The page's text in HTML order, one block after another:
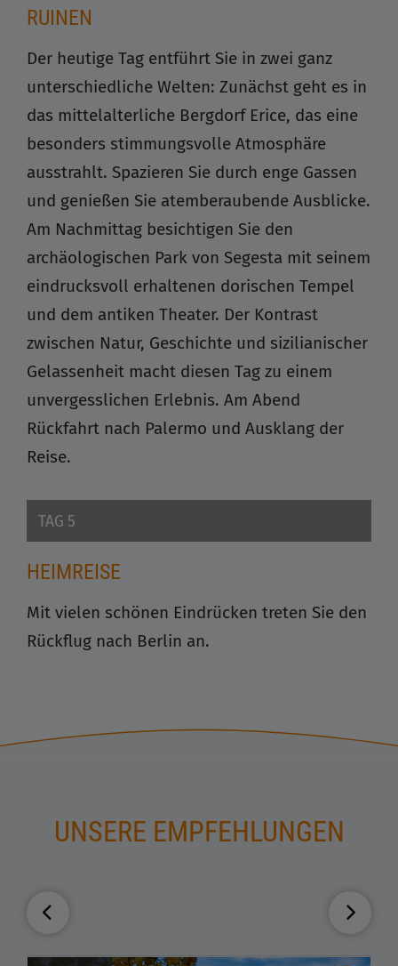
RUINEN
Der heutige Tag entführt Sie in zwei ganz
unterschiedliche Welten: Zunächst geht es in
das mittelalterliche Bergdorf Erice, das eine
besonders stimmungsvolle Atmosphäre
ausstrahlt. Spazieren Sie durch enge Gassen
und genießen Sie atemberaubende Ausblicke.
Am Nachmittag besichtigen Sie den
archäologischen Park von Segesta mit seinem
eindrucksvoll erhaltenen dorischen Tempel
und dem antiken Theater. Der Kontrast
zwischen Natur, Geschichte und sizilianischer
Gelassenheit macht diesen Tag zu einem
unvergesslichen Erlebnis. Am Abend
Rückfahrt nach Palermo und Ausklang der
Reise.
TAG 5
HEIMREISE
Mit vielen schönen Eindrücken treten Sie den
Rückflug nach Berlin an.
UNSERE EMPFEHLUNGEN